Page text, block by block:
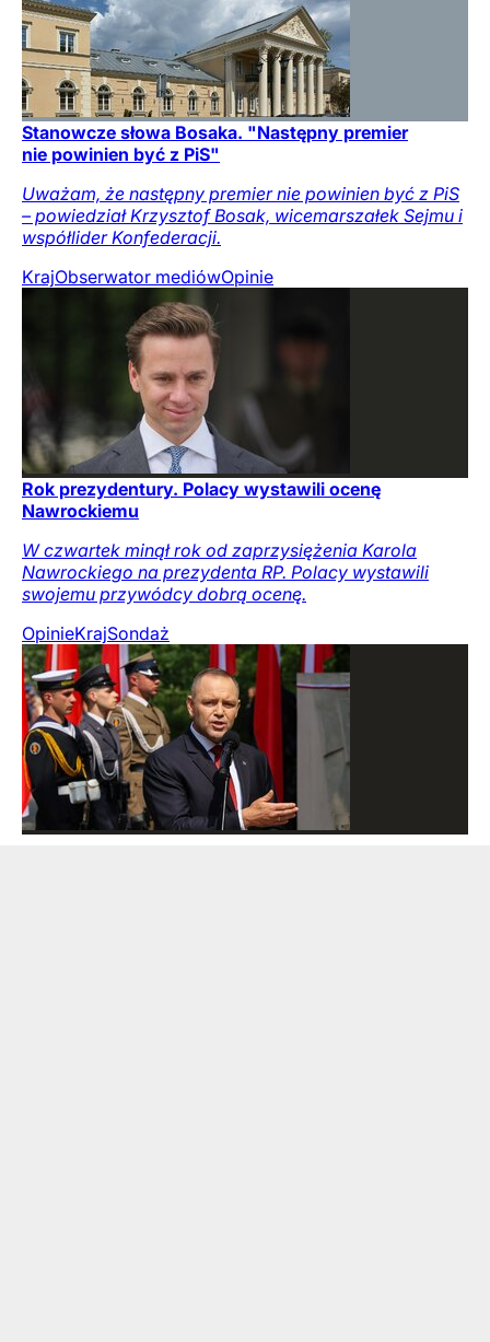
Stanowcze słowa Bosaka. "Następny premier
nie powinien być z PiS"
Uważam, że następny premier nie powinien być z PiS
– powiedział Krzysztof Bosak, wicemarszałek Sejmu i
współlider Konfederacji.
KrajObserwator mediówOpinie
Rok prezydentury. Polacy wystawili ocenę
Nawrockiemu
W czwartek minął rok od zaprzysiężenia Karola
Nawrockiego na prezydenta RP. Polacy wystawili
swojemu przywódcy dobrą ocenę.
OpinieKrajSondaż